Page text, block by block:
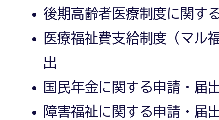
後期高齢者医療制度に関す
医療福祉費支給制度（マル
出
国民年金に関する申請・届
障害福祉に関する申請・届